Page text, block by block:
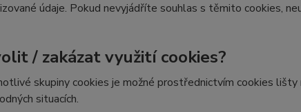
údaje. Pokud nevyjádříte souhlas s těmito cookies,
/ zakázat využití cookies?
skupiny cookies je možné prostřednictvím cookies lišty
situacích.